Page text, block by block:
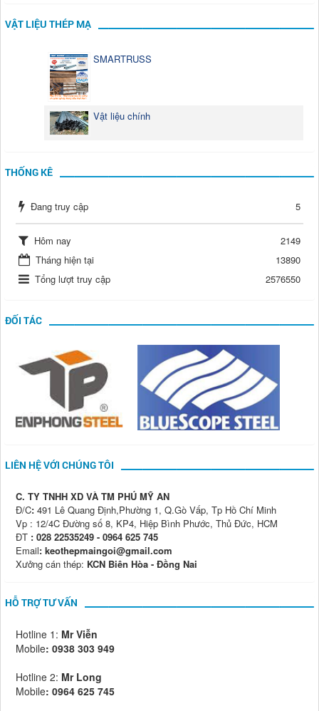
VẬT LIỆU THÉP MẠ
SMARTRUSS
Vật liệu chính
THỐNG KÊ
Đang truy cập 5
Hôm nay
2149
Tháng hiện tại
13890
Tổng lượt truy cập
2576550
ĐỐI TÁC
LIÊN HỆ VỚI CHÚNG TÔI
C. TY TNHH XD VÀ TM PHÚ MỸ AN
Đ/C: 491 Lê Quang Định,Phường 1, Q.Gò Vấp, Tp Hồ Chí Minh
Vp : 12/4C Đường số 8, KP4, Hiệp Bình Phước, Thủ Đức, HCM
ĐT : 028 22535249 - 0964 625 745
Email: keothepmaingoi@gmail.com
Xưởng cán thép: KCN Biên Hòa - Đồng Nai
HỖ TRỢ TƯ VẤN
Hotline 1: Mr Viễn
Mobile: 0938 303 949
Hotline 2: Mr Long
Mobile: 0964 625 745